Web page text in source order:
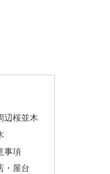
辺桜並木
事項
・屋台